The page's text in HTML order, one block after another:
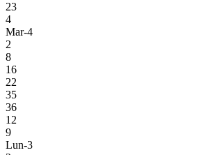
23
4
Mar-4
2
8
16
22
35
36
12
9
Lun-3